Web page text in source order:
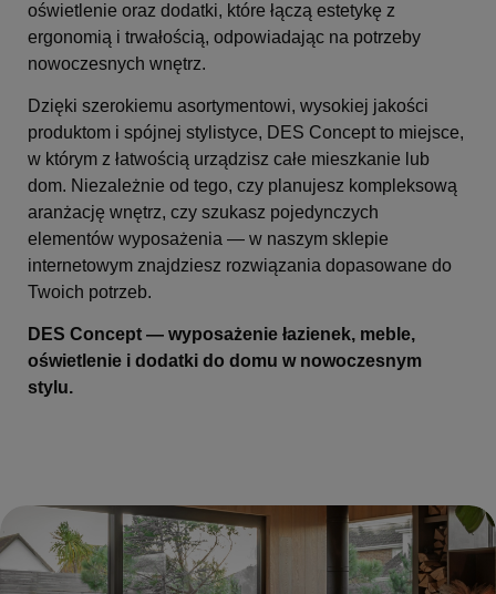
oświetlenie oraz dodatki, które łączą estetykę z
ergonomią i trwałością, odpowiadając na potrzeby
nowoczesnych wnętrz.
Dzięki szerokiemu asortymentowi, wysokiej jakości
produktom i spójnej stylistyce, DES Concept to miejsce,
w którym z łatwością urządzisz całe mieszkanie lub
dom. Niezależnie od tego, czy planujesz kompleksową
aranżację wnętrz, czy szukasz pojedynczych
elementów wyposażenia — w naszym sklepie
internetowym znajdziesz rozwiązania dopasowane do
Twoich potrzeb.
DES Concept — wyposażenie łazienek, meble,
oświetlenie i dodatki do domu w nowoczesnym
stylu.